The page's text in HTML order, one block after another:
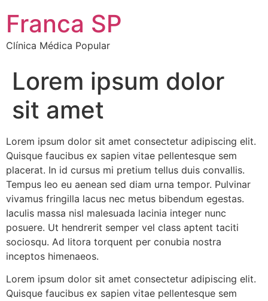
Franca SP
Clínica Médica Popular
Lorem ipsum dolor
sit amet
Lorem ipsum dolor sit amet consectetur adipiscing elit.
Quisque faucibus ex sapien vitae pellentesque sem
placerat. In id cursus mi pretium tellus duis convallis.
Tempus leo eu aenean sed diam urna tempor. Pulvinar
vivamus fringilla lacus nec metus bibendum egestas.
Iaculis massa nisl malesuada lacinia integer nunc
posuere. Ut hendrerit semper vel class aptent taciti
sociosqu. Ad litora torquent per conubia nostra
inceptos himenaeos.
Lorem ipsum dolor sit amet consectetur adipiscing elit.
Quisque faucibus ex sapien vitae pellentesque sem